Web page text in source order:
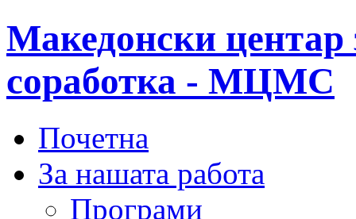
Македонски центар
соработка - МЦМС
Почетна
За нашата работа
Програми